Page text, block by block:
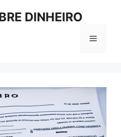
DINHEIRO
Menu